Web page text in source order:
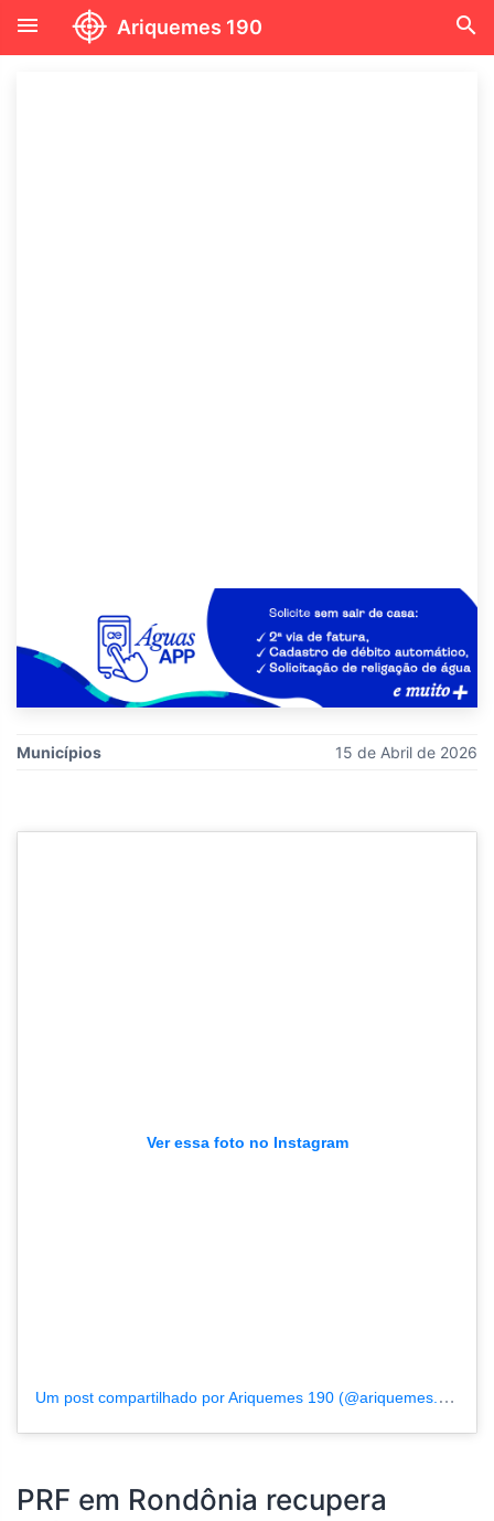
menu Ariquemes 190 search
Municípios 15 de Abril de 2026
Ver essa foto no Instagram
Um post compartilhado por Ariquemes 190 (@ariquemes.190)
PRF em Rondônia recupera